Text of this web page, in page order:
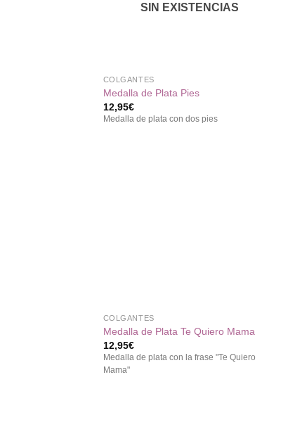
SIN EXISTENCIAS
COLGANTES
Medalla de Plata Pies
12,95€
Medalla de plata con dos pies
COLGANTES
Medalla de Plata Te Quiero Mama
12,95€
Medalla de plata con la frase "Te Quiero
Mama"